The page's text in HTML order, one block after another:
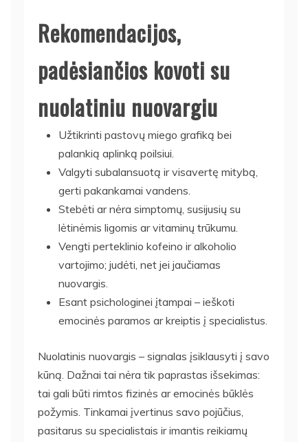
Rekomendacijos,
padėsiančios kovoti su
nuolatiniu nuovargiu
Užtikrinti pastovų miego grafiką bei
palankią aplinką poilsiui.
Valgyti subalansuotą ir visavertę mitybą,
gerti pakankamai vandens.
Stebėti ar nėra simptomų, susijusių su
lėtinėmis ligomis ar vitaminų trūkumu.
Vengti perteklinio kofeino ir alkoholio
vartojimo; judėti, net jei jaučiamas
nuovargis.
Esant psichologinei įtampai – ieškoti
emocinės paramos ar kreiptis į specialistus.
Nuolatinis nuovargis – signalas įsiklausyti į savo
kūną. Dažnai tai nėra tik paprastas išsekimas:
tai gali būti rimtos fizinės ar emocinės būklės
požymis. Tinkamai įvertinus savo pojūčius,
pasitarus su specialistais ir imantis reikiamų